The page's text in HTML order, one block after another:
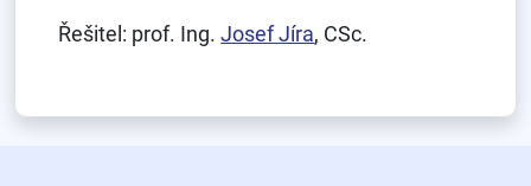
Řešitel: prof. Ing.Josef Jíra, CSc.